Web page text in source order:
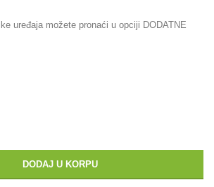
uređaja možete pronaći u opciji DODATNE
DODAJ U KORPU